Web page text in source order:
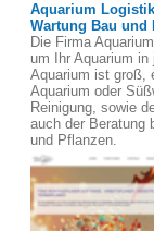
Aquarium
Wartung Bau und
Die Firma
um Ihr Aquarium
Aquarium ist groß,
Aquarium oder
Reinigung, sowie
auch der Beratung
und Pflanzen.